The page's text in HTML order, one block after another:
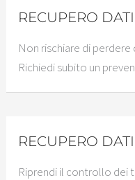
RECUPERO
Non rischiare di
Richiedi subito un
RECUPERO
Riprendi il controllo dei